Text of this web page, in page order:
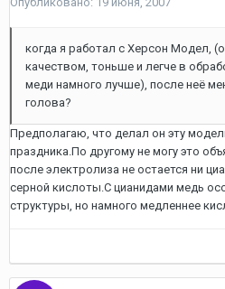
когда я работал с Херсон Модел,
качеством, тоньше и легче в
меди намного лучше), после неё
голова?
Предполагаю, что делал он эту
праздника.По другому не могу это
после электролиза не остается ни
серной кислоты.С цианидами медь
структуры, но намного медленнее